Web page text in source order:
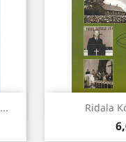
Ridala
